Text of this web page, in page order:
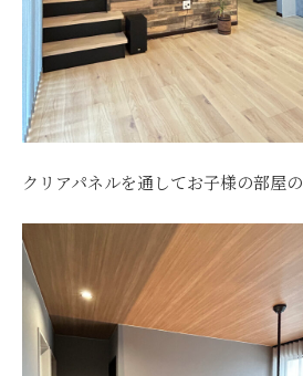
クリアパネルを通してお子様の部屋